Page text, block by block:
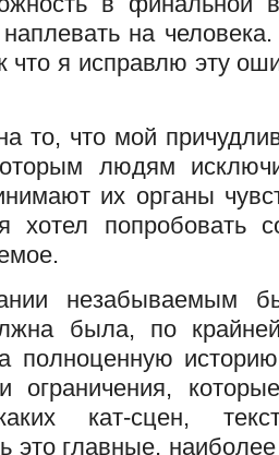
на
что я исправлю эту
то, что мой
людям
их органы
хотел попробовать
незабываемым
была, по
полноценную
ограничения,
кат-сцен,
это главные,